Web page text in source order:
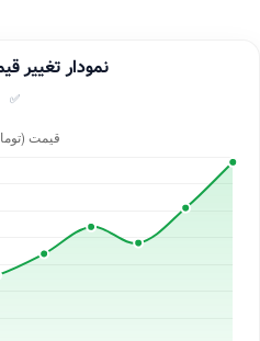
نمودار تغییر
✅